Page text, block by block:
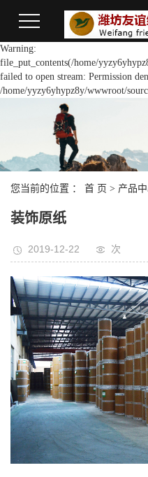
Warning:
file_put_contents(/home/
failed to open stream: Permission
/home/yyzy6yhypz8y/wwwroot/
您当前的位置 ： 首 页 > 产品
装饰原纸
2019-12-22 次